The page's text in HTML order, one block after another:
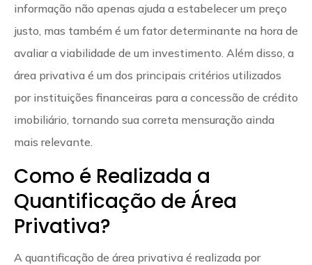
informação não apenas ajuda a estabelecer um preço
justo, mas também é um fator determinante na hora de
avaliar a viabilidade de um investimento. Além disso, a
área privativa é um dos principais critérios utilizados
por instituições financeiras para a concessão de crédito
imobiliário, tornando sua correta mensuração ainda
mais relevante.
Como é Realizada a
Quantificação de Área
Privativa?
A quantificação de área privativa é realizada por